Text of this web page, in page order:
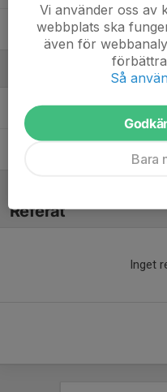
37. Emma T.
Mattias Söderberg
Referat
Inget
Vi använder oss av
webbplats ska
även för
Så
Bara